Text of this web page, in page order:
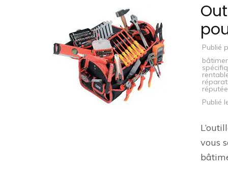
Publié
Publié
vous